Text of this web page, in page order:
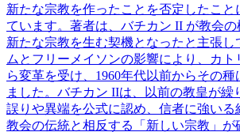
新たな宗教を作ったことを否定したこと
ています。著者は、バチカン II が教会の
新たな宗教を生む契機となったと主張
ムとフリーメイソンの影響により、カ
ら変革を受け、1960年代以前からその
ました。バチカン IIは、以前の教皇が繰
誤りや異端を公式に認め、信者に強いる
教会の伝統と相反する「新しい宗教」が